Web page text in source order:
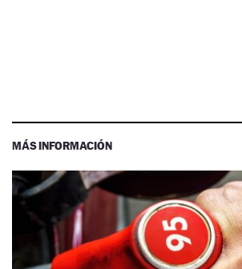
MÁS INFORMACIÓN